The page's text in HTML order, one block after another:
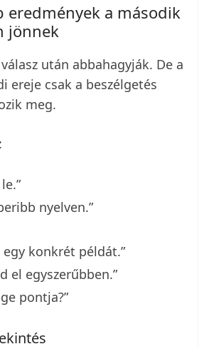
eredmények a második
jönnek
után abbahagyják. De a
ereje csak a beszélgetés
meg.
nyelven.”
egy konkrét példát.”
el egyszerűbben.”
pontja?”